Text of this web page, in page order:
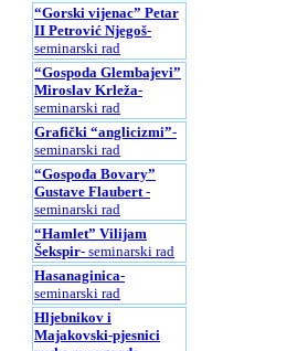
“Gorski vijenac” Petar
II Petrović Njegoš-
seminarski rad
“Gospoda Glembajevi”
Miroslav Krleža-
seminarski rad
Grafički “anglicizmi”-
seminarski rad
“Gospođa Bovary”
Gustave Flaubert-
seminarski rad
“Hamlet” Vilijam
Šekspir- seminarski rad
Hasanaginica-
seminarski rad
Hljebnikov i
Majakovski-pjesnici